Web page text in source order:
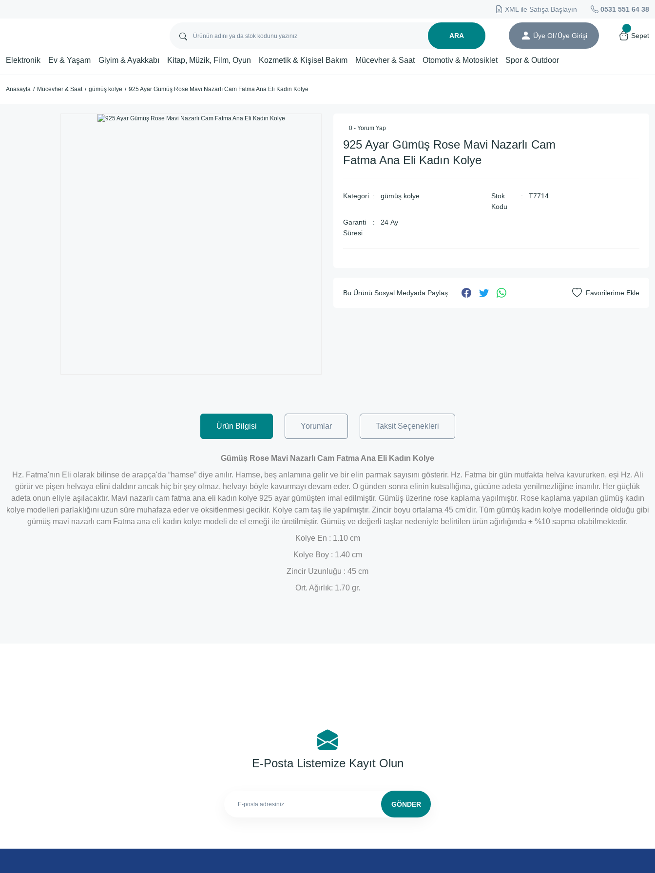
XML ile Satışa Başlayın 0531 551 64 38
ARA Üye Ol/ Üye Girişi Sepet
Elektronik Ev & Yaşam Giyim & Ayakkabı Kitap, Müzik, Film, Oyun Kozmetik & Kişisel Bakım Mücevher & Saat Otomotiv & Motosiklet Spor & Outdoor
Anasayfa Mücevher & Saat gümüş kolye 925 Ayar Gümüş Rose Mavi Nazarlı Cam Fatma Ana Eli Kadın Kolye
0 - Yorum Yap
925 Ayar Gümüş Rose Mavi Nazarlı Cam
Fatma Ana Eli Kadın Kolye
Kategori gümüş kolye
Stok
Kodu
T7714
Garanti
Süresi
24 Ay
Bu Ürünü Sosyal Medyada Paylaş
Ürün Bilgisi Yorumlar Taksit Seçenekleri
Gümüş Rose Mavi Nazarlı Cam Fatma Ana Eli Kadın Kolye
Hz. Fatma'nın Eli olarak bilinse de arapça'da “hamse” diye anılır. Hamse, beş anlamına gelir ve bir elin parmak sayısını gösterir. Hz. Fatma bir gün mutfakta helva kavururken, eşi Hz. Ali
görür ve pişen helvaya elini daldırır ancak hiç bir şey olmaz, helvayı böyle kavurmayı devam eder. O günden sonra elinin kutsallığına, gücüne adeta yenilmezliğine inanılır. Her güçlük
adeta onun eliyle aşılacaktır. Mavi nazarlı cam fatma ana eli kadın kolye 925 ayar gümüşten imal edilmiştir. Gümüş üzerine rose kaplama yapılmıştır. Rose kaplama yapılan gümüş kadın
kolye modelleri parlaklığını uzun süre muhafaza eder ve oksitlenmesi gecikir. Kolye cam taş ile yapılmıştır. Zincir boyu ortalama 45 cm'dir. Tüm gümüş kadın kolye modellerinde olduğu gibi
gümüş mavi nazarlı cam Fatma ana eli kadın kolye modeli de el emeği ile üretilmiştir. Gümüş ve değerli taşlar nedeniyle belirtilen ürün ağırlığında ± %10 sapma olabilmektedir.
Kolye En : 1.10 cm
Kolye Boy : 1.40 cm
Zincir Uzunluğu : 45 cm
Ort. Ağırlık: 1.70 gr.
E-Posta Listemize Kayıt Olun
GÖNDER